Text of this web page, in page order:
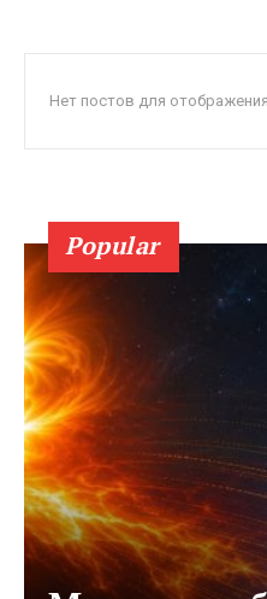
Нет постов для отображения
Popular